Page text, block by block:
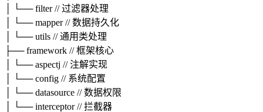
│ └── filter // 过滤器处理
│ └── mapper // 数据持久化
│ └── utils // 通用类处理
├── framework // 框架核心
│ └── aspectj // 注解实现
│ └── config // 系统配置
│ └── datasource // 数据权限
│ └── interceptor // 拦截器